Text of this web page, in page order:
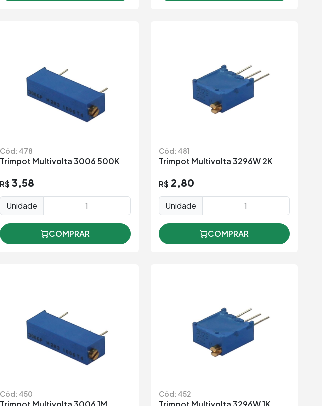
Cód: 478
Trimpot Multivolta 3006 500K
R$ 3,58
Unidade
COMPRAR
Cód: 481
Trimpot Multivolta 3296W 2K
R$ 2,80
Unidade
COMPRAR
Cód: 450
Trimpot Multivolta 3006 1M
Cód: 452
Trimpot Multivolta 3296W 1K